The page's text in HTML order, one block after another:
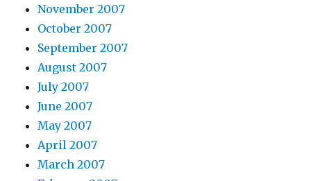
November 2007
October 2007
September 2007
August 2007
July 2007
June 2007
May 2007
April 2007
March 2007